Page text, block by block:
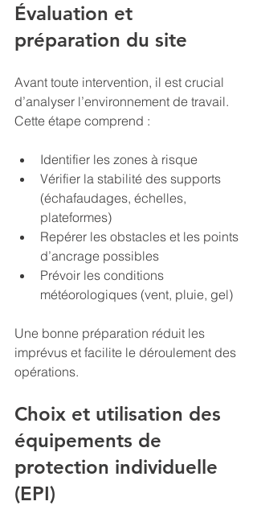
Évaluation et
préparation du site
Avant toute intervention, il est crucial
d’analyser l’environnement de travail.
Cette étape comprend :
Identifier les zones à risque
Vérifier la stabilité des supports
(échafaudages, échelles,
plateformes)
Repérer les obstacles et les points
d’ancrage possibles
Prévoir les conditions
météorologiques (vent, pluie, gel)
Une bonne préparation réduit les
imprévus et facilite le déroulement des
opérations.
Choix et utilisation des
équipements de
protection individuelle
(EPI)